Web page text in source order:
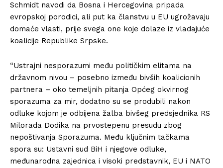
Schmidt navodi da Bosna i Hercegovina pripada
evropskoj porodici, ali put ka članstvu u EU ugrožavaju
domaće vlasti, prije svega one koje dolaze iz vladajuće
koalicije Republike Srpske.
“Ustrajni nesporazumi među političkim elitama na
državnom nivou – posebno između bivših koalicionih
partnera – oko temeljnih pitanja Općeg okvirnog
sporazuma za mir, dodatno su se produbili nakon
odluke kojom je odbijena žalba bivšeg predsjednika RS
Milorada Dodika na prvostepenu presudu zbog
nepoštivanja Sporazuma. Među ključnim tačkama
spora su: Ustavni sud BiH i njegove odluke,
međunarodna zajednica i visoki predstavnik, EU i NATO